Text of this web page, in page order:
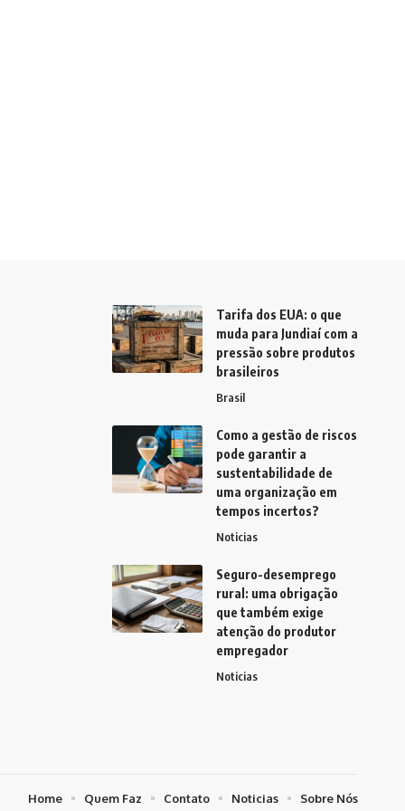
Tarifa dos EUA: o que
muda para Jundiaí com a
pressão sobre produtos
brasileiros
Brasil
Como a gestão de riscos
pode garantir a
sustentabilidade de
uma organização em
tempos incertos?
Noticias
Seguro-desemprego
rural: uma obrigação
que também exige
atenção do produtor
empregador
Noticias
Home Quem Faz Contato Noticias Sobre Nós